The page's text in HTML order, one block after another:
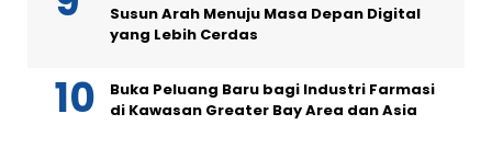
Susun Arah Menuju Masa Depan Digital
yang Lebih Cerdas
Buka Peluang Baru bagi Industri Farmasi
di Kawasan Greater Bay Area dan Asia